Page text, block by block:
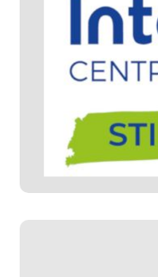
Veneto